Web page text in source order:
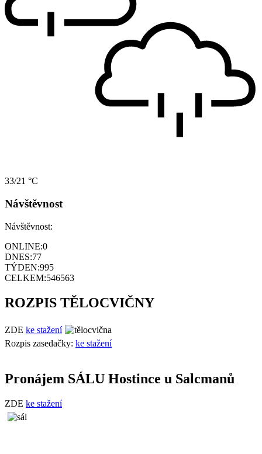
33/21 °C
Návštěvnost
Návštěvnost:
ONLINE:0
DNES:77
TÝDEN:995
CELKEM:546563
ROZPIS TĚLOCVIČNY
ZDE ke stažení
Rozpis zasedačky: ke stažení
Pronájem SÁLU Hostince u Salcmanů
ZDE ke stažení